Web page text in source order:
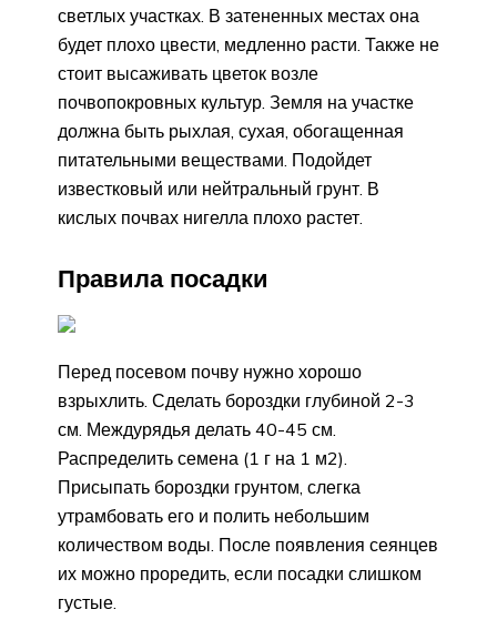
светлых участках. В затененных местах она
будет плохо цвести, медленно расти. Также не
стоит высаживать цветок возле
почвопокровных культур. Земля на участке
должна быть рыхлая, сухая, обогащенная
питательными веществами. Подойдет
известковый или нейтральный грунт. В
кислых почвах нигелла плохо растет.
Правила посадки
Перед посевом почву нужно хорошо
взрыхлить. Сделать бороздки глубиной 2-3
см. Междурядья делать 40-45 см.
Распределить семена (1 г на 1 м2).
Присыпать бороздки грунтом, слегка
утрамбовать его и полить небольшим
количеством воды. После появления сеянцев
их можно проредить, если посадки слишком
густые.